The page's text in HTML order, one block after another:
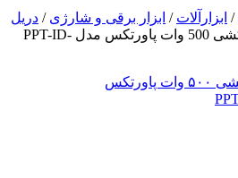
/ ابزارآلات / ابزار برقی و شارژی / دریل
دریل 13 چکشی 500 وات پاورتکس مدل PPT-ID-